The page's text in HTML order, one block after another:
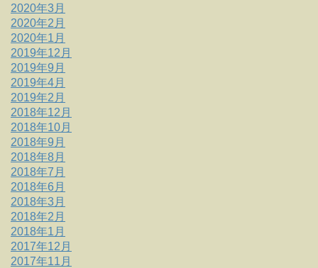
2020年3月
2020年2月
2020年1月
2019年12月
2019年9月
2019年4月
2019年2月
2018年12月
2018年10月
2018年9月
2018年8月
2018年7月
2018年6月
2018年3月
2018年2月
2018年1月
2017年12月
2017年11月